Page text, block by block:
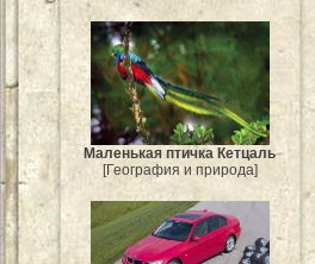
Маленькая птичка Кетцаль
[География и природа]